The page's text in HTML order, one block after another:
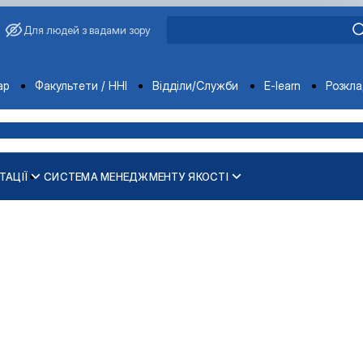
Для людей з вадами зору
Факультети / ННІ Відділи/Служби E-learn
СИСТЕМА МЕНЕДЖМЕНТУ ЯКОСТІ